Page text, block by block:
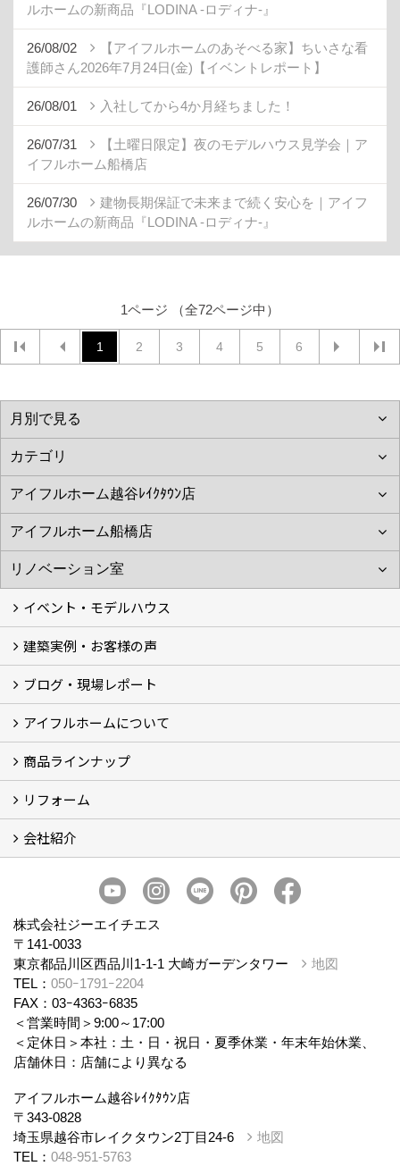
ルホームの新商品『LODINA -ロディナ-』
26/08/02
【アイフルホームのあそべる家】ちいさな看
護師さん2026年7月24日(金)【イベントレポート】
26/08/01 入社してから4か月経ちました！
26/07/31
【土曜日限定】夜のモデルハウス見学会｜ア
イフルホーム船橋店
26/07/30
建物長期保証で未来まで続く安心を｜アイフ
ルホームの新商品『LODINA -ロディナ-』
1ページ （全72ページ中）
1 2 3 4 5 6
イベント・モデルハウス
イベント
モデルハウス見学
建築実例・お客様の声
建築実例
お客様の声
ブログ・現場レポート
ブログ
現場レポート
アイフルホームについて
アイフルホームについて (5)
商品ラインナップ
商品ラインナップ
リフォーム
まるごと断熱リフォーム
イベント情報
施工事例
会社紹介
スタッフ紹介
個人情報保護方針
株式会社ジーエイチエス
〒141-0033
東京都品川区西品川1-1-1 大崎ガーデンタワー
地図
TEL： 050ｰ1791ｰ2204
FAX：03ｰ4363ｰ6835
＜営業時間＞9:00～17:00
＜定休日＞本社：土・日・祝日・夏季休業・年末年始休業、
店舗休日：店舗により異なる
アイフルホーム越谷ﾚｲｸﾀｳﾝ店
〒343-0828
埼玉県越谷市レイクタウン2丁目24-6
地図
TEL： 048-951-5763